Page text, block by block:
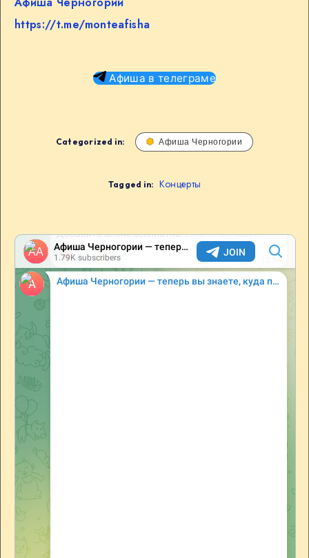
https://t.me/monteafisha
Афиша в телеграме
Categorized in: Афиша Черногории
Tagged in: Концерты